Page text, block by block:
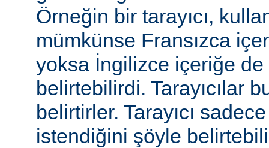
Örneğin bir tarayıcı,
mümkünse Fransızca
yoksa İngilizce içeriğe de
belirtebilirdi. Tarayıcılar
belirtirler. Tarayıcı
istendiğini şöyle